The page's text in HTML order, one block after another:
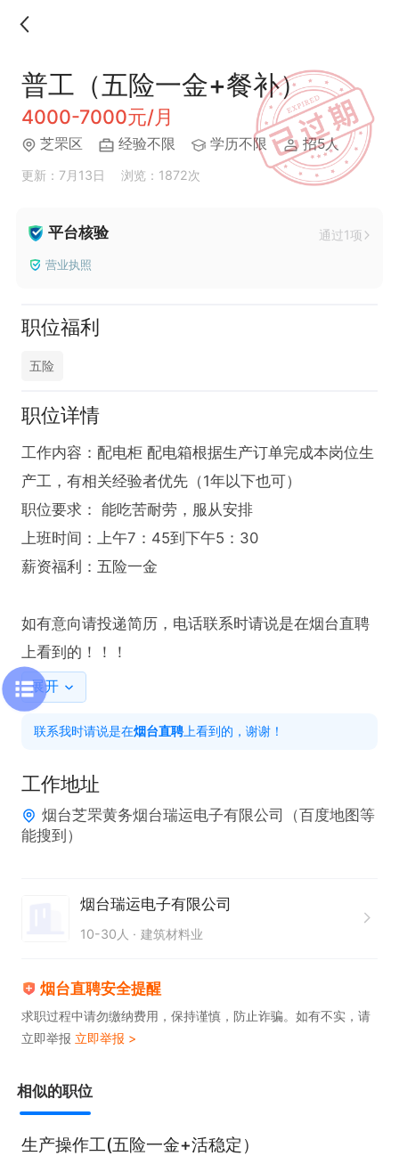
普工（五险一金+餐补）
4000-7000元/月
芝罘区 经验不限 学历不限 招5人
更新：7月13日 浏览：1872次
平台核验 通过1项
营业执照
职位福利
五险
职位详情
工作内容：配电柜 配电箱根据生产订单完成本岗位生
产工，有相关经验者优先（1年以下也可）
职位要求： 能吃苦耐劳，服从安排
上班时间：上午7：45到下午5：30
薪资福利：五险一金
如有意向请投递简历，电话联系时请说是在烟台直聘
上看到的！！！
展开
联系我时请说是在烟台直聘 上看到的，谢谢！
工作地址
烟台芝罘黄务烟台瑞运电子有限公司（百度地图等
能搜到）
烟台瑞运电子有限公司
10-30人 建筑材料业
烟台直聘安全提醒
求职过程中请勿缴纳费用，保持谨慎，防止诈骗。如有不实，请
立即举报 立即举报 >
相似的职位
生产操作工(五险一金+活稳定）